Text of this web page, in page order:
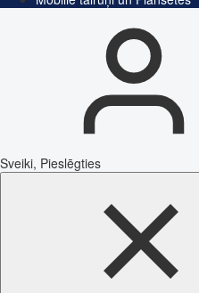
Sveiki, Pieslēgties